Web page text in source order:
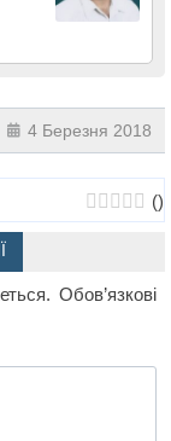
Підручники
4 Березня 2018
()
Обов’язкові